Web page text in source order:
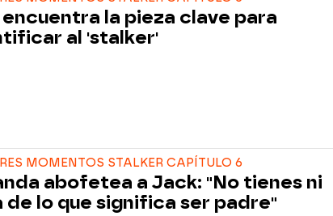
encuentra la pieza clave para
al 'stalker'
MOMENTOS STALKER CAPÍTULO 6
abofetea a Jack: "No tienes ni
de lo que significa ser padre"